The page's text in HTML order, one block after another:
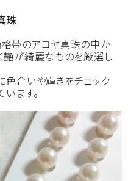
珠
帯のアコヤ真珠の中か
艶が綺麗なものを厳選し
色合いや輝きをチェック
います。